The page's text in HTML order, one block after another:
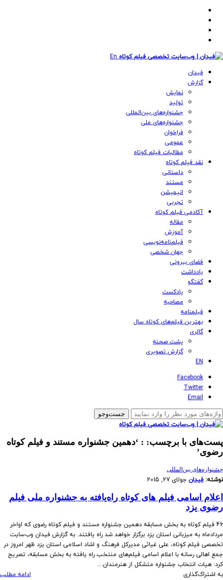
En
فیدان
گزارش
نمایش
تولید
‌‌جشنواره‌های بین‌المللی
جشنواره‌های ملی
فراخوان
عمومی
مطالبات فیلم کوتاه
نقد فیلم کوتاه
داستانی
مستند
انیمیشن
تجربی
آکادمی فیلم کوتاه
مقاله
آموزش
فیلم‌نامه‌نویسی
جهان شخصی
فضای بیرونی
یادداشت
گفتگو
پادکست
مصاحبه
فیلمنامه
بهترین فیلم‌های کوتاه سال
گالری
پشت صحنه
گزارش تصویری
EN
Facebook
Twitter
Email
پست‌های با برچسب: : ‘دهمین جشنواره مستند و فیلم کوتاه
رضوی’
‌‌جشنواره‌های بین‌المللی
نوشته: فیدان جولای 27, 2015
اعلام اسامی فیلم های کوتاه راه‌یافته به جشنواره ملی فیلم
رضوی یزد
46 فیلم کوتاه به بخش مسابقه دهمین جشنواره مستند و فیلم کوتاه رضوی که اواخر
مردادماه به میزبانی استان یزد برگزار خواهد شد راه یافتند. به گزارش فیدان وب‌سایت
تخصصی فیلم کوتاه، علی غیاثی مدیرکل فرهنگ و اشاد اسلامی استان یزد ظهر امروز در
جمع اهالی رسانه با اعلام اسامی فیلم‌های منتخب راه یافته به بخش مسابقه، تصریح
کرد: هیات انتخاب جشنواره متشکل از هنرمندان…
ادامه مطلب
به اشتراک‌گذاری